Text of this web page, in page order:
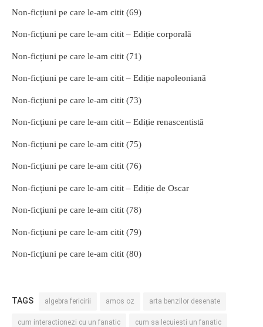
Non-ficțiuni pe care le-am citit (69)
Non-ficțiuni pe care le-am citit – Ediție corporală
Non-ficțiuni pe care le-am citit (71)
Non-ficțiuni pe care le-am citit – Ediție napoleoniană
Non-ficțiuni pe care le-am citit (73)
Non-ficțiuni pe care le-am citit – Ediție renascentistă
Non-ficțiuni pe care le-am citit (75)
Non-ficțiuni pe care le-am citit (76)
Non-ficțiuni pe care le-am citit – Ediție de Oscar
Non-ficțiuni pe care le-am citit (78)
Non-ficțiuni pe care le-am citit (79)
Non-ficțiuni pe care le-am citit (80)
TAGS algebra fericirii amos oz arta benzilor desenate
cum interactionezi cu un fanatic cum sa lecuiesti un fanatic